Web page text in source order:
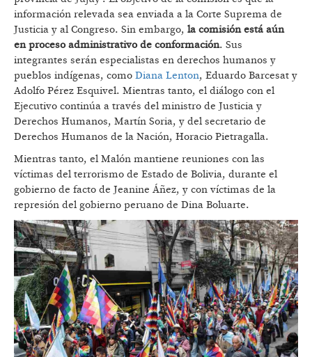
información relevada sea enviada a la Corte Suprema de
Justicia y al Congreso. Sin embargo, la comisión está aún
en proceso administrativo de conformación. Sus
integrantes serán especialistas en derechos humanos y
pueblos indígenas, como Diana Lenton, Eduardo Barcesat y
Adolfo Pérez Esquivel. Mientras tanto, el diálogo con el
Ejecutivo continúa a través del ministro de Justicia y
Derechos Humanos, Martín Soria, y del secretario de
Derechos Humanos de la Nación, Horacio Pietragalla.
Mientras tanto, el Malón mantiene reuniones con las
víctimas del terrorismo de Estado de Bolivia, durante el
gobierno de facto de Jeanine Áñez, y con víctimas de la
represión del gobierno peruano de Dina Boluarte.